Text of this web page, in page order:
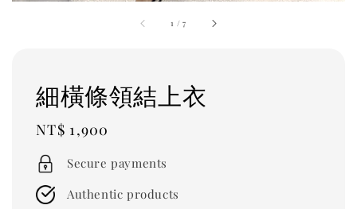
1 /7
細橫條領結上衣
Regular
price
NT$ 1,900
Secure payments
Authentic products